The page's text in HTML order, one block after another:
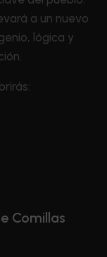
a un nuevo
lógica y
Comillas